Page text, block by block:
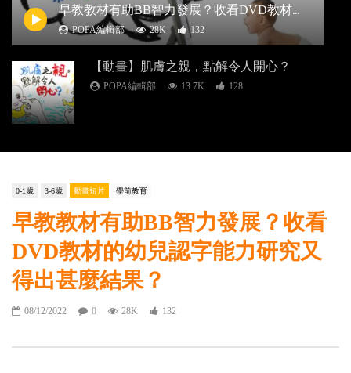
早
教教材有助BB智力發展？收看DVD教材的幼兒認字能力研究又得出甚麼結果？
POPA編輯部 28K 132
【動畫】肌膚之親，點解令人開心？
POPA編輯部 13.7K 128
POPA編輯部
古典音樂作胎教 BB智商高啲聰明啲？
POPA編輯部 21.4K 129
0-1歲 3-6歲 動畫短片 學前教育
早教教材有助BB智力發展？收看
DVD教材的幼兒認字能力研究又
得出甚麼結果？
08/12/2022 0 28K 132